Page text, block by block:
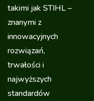
takimi jak STIHL –
znanymi z
innowacyjnych
rozwiązań,
trwałości i
najwyższych
standardów